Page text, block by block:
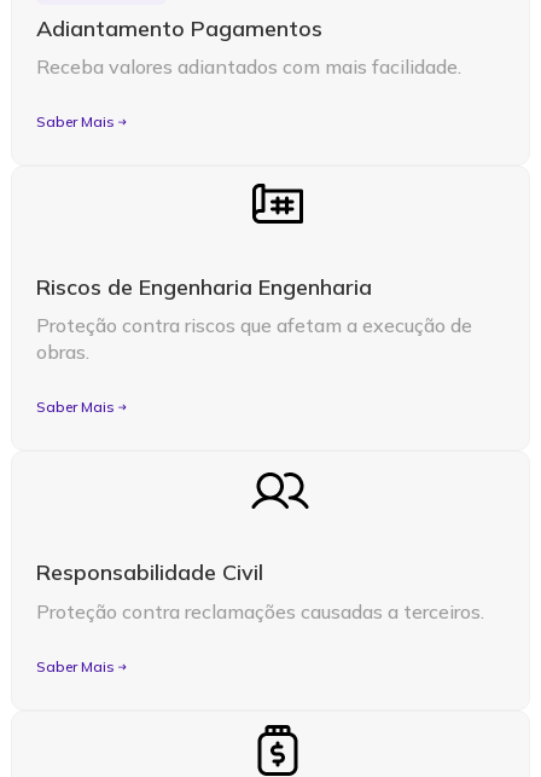
Adiantamento Pagamentos
Receba valores adiantados com mais facilidade.
Saber Mais
Riscos de Engenharia Engenharia
Proteção contra riscos que afetam a execução de
obras.
Saber Mais
Responsabilidade Civil
Proteção contra reclamações causadas a terceiros.
Saber Mais